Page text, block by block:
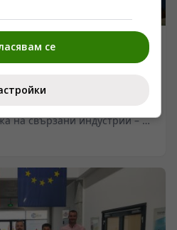
увеличава
верига в Китай
на свързани индустрии – от
до високотехнологични
заради нуждата от
на данни при AI
на високоскоростните
от четири пъти.
се